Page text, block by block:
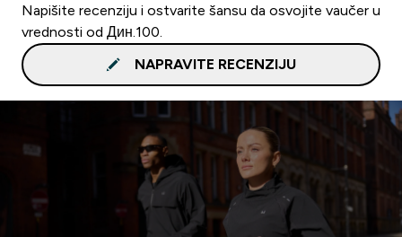
Napišite recenziju i ostvarite šansu da osvojite vaučer u
vrednosti od Дин.100.
NAPRAVITE RECENZIJU